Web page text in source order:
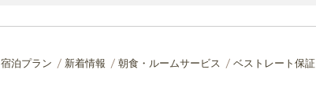
宿泊プラン 新着情報 朝食・ルームサービス ベストレート保証